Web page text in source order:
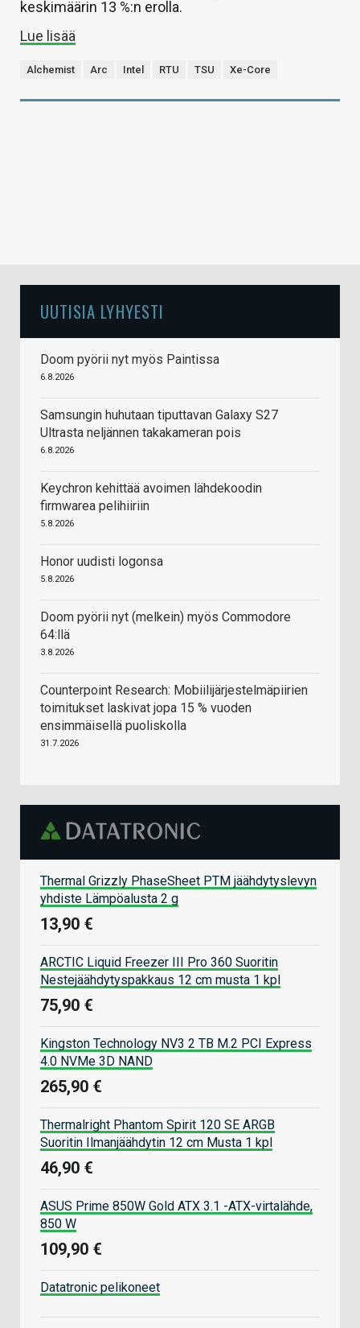
keskimäärin 13 %:n erolla.
Lue lisää
Alchemist Arc Intel RTU TSU Xe-Core
UUTISIA LYHYESTI
Doom pyörii nyt myös Paintissa
6.8.2026
Samsungin huhutaan tiputtavan Galaxy S27
Ultrasta neljännen takakameran pois
6.8.2026
Keychron kehittää avoimen lähdekoodin
firmwarea pelihiiriin
5.8.2026
Honor uudisti logonsa
5.8.2026
Doom pyörii nyt (melkein) myös Commodore
64:llä
3.8.2026
Counterpoint Research: Mobiilijärjestelmäpiirien
toimitukset laskivat jopa 15 % vuoden
ensimmäisellä puoliskolla
31.7.2026
Thermal Grizzly PhaseSheet PTM jäähdytyslevyn
yhdiste Lämpöalusta 2 g
13,90 €
ARCTIC Liquid Freezer III Pro 360 Suoritin
Nestejäähdytyspakkaus 12 cm musta 1 kpl
75,90 €
Kingston Technology NV3 2 TB M.2 PCI Express
4.0 NVMe 3D NAND
265,90 €
Thermalright Phantom Spirit 120 SE ARGB
Suoritin Ilmanjäähdytin 12 cm Musta 1 kpl
46,90 €
ASUS Prime 850W Gold ATX 3.1 -ATX-virtalähde,
850 W
109,90 €
Datatronic pelikoneet